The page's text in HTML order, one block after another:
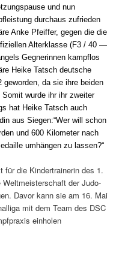
und nun
durchaus zufrieden
Anke Pfeiffer, gegen die die
Alterklasse (F3 / 40 —
Gegnerinnen kampflos
Heike Tatsch deutsche
da sie ihre beiden
wurde ihr ihr zweiter
hat Heike Tatsch auch
aus Siegen:“Wer will schon
und 600 Kilometer nach
umhängen zu lassen?“
für die Kindertrainerin des 1.
der Judo-
Davor kann sie am 16. Mai
mit dem Team des DSC
einholen